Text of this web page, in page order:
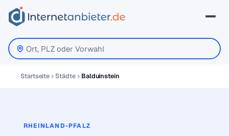
Startseite Städte Balduinstein
RHEINLAND-PFALZ